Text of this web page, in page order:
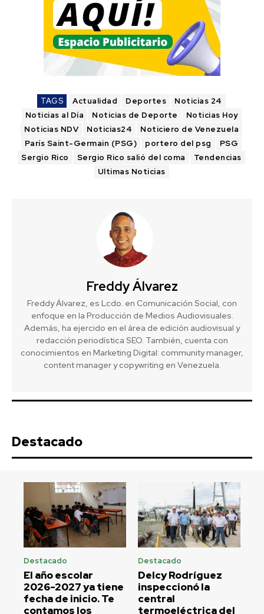
TAGS Actualidad Deportes
Noticias 24
Noticias al Día
Noticias de Deporte
Noticias Hoy
Noticias NDV
Noticias24
Noticiero de Venezuela
París Saint-Germain (PSG)
portero del psg
PSG
Sergio Rico
Sergio Rico salió del coma
Tendencias
Ultimas Noticias
Freddy Álvarez
Freddy Álvarez, es Lcdo. en Comunicación Social, con
enfoque en la Producción de Medios Audiovisuales.
Además, ha ejercido en el área de edición audiovisual y
redacción periodística SEO. También, cuenta con
conocimientos en Marketing Digital: community manager,
content manager y copywriting en Venezuela.
Destacado
Destacado
El año escolar
2026-2027 ya tiene
fecha de inicio. Te
contamos los
Destacado
Delcy Rodríguez
inspeccionó la
central
termoeléctrica del